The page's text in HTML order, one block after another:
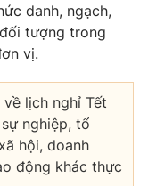
932
danh, ngạch,
tượng trong
vị.
lịch nghỉ Tết
nghiệp, tổ
hội, doanh
động khác thực